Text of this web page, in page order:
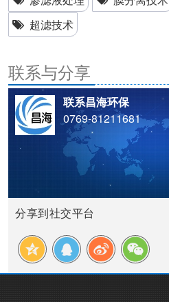
超滤技术
联系与分享
联系昌海环保
0769-81211681
分享到社交平台